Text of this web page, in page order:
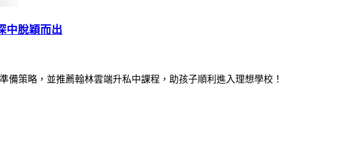
中脫穎而出
策略，並推薦翰林雲端升私中課程，助孩子順利進入理想學校！